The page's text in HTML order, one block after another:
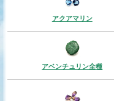
アクアマリン
アベンチュリン全種